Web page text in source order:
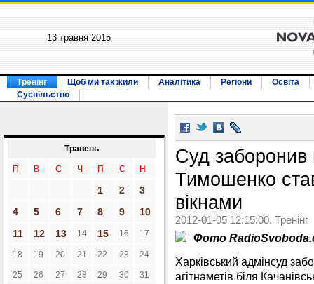
13 травня 2015
Тренінг Щоб ми так жили Аналітика Регіони
Освіта
Суспільство
Травень
П В С Ч П С Н
1 2
3
4
5 6 7 8 9
10
11
12 13 14 15 16 17
18 19 20 21 22 23 24
25 26 27 28 29 30 31
Суд
Тимошенко
вікнами
2012-01-05 12:15:00. Тренінг
Фото
Харківський адмінсуд
агітнаметів біля